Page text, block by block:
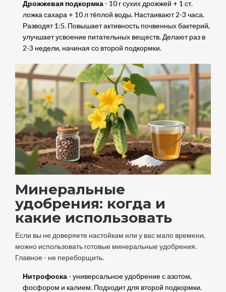
Дрожжевая подкормка- 10 г сухих дрожжей + 1 ст.
ложка сахара + 10 л тёплой воды. Настаивают 2-3 часа.
Разводят 1:5. Повышает активность почвенных бактерий,
улучшает усвоение питательных веществ. Делают раз в
2-3 недели, начиная со второй подкормки.
Минеральные
удобрения: когда и
какие использовать
Если вы не доверяете настойкам или у вас мало времени,
можно использовать готовые минеральные удобрения.
Главное - не переборщить.
Нитрофоска- универсальное удобрение с азотом,
фосфором и калием. Подходит для второй подкормки.